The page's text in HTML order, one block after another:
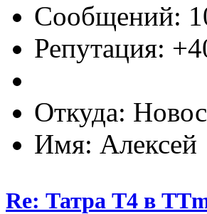
Сообщений:
Репутация:
Откуда:
Имя: Алексей
Re: Татра Т4 в